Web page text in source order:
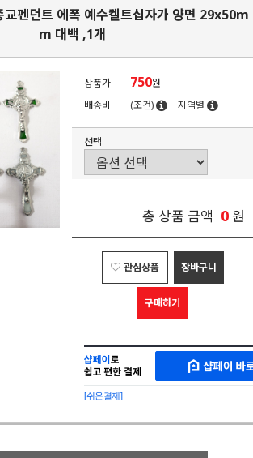
펜던트 에폭 예수켈트십자가 양면 29x50m
m 대백 ,1개
상품가 750원
배송비
(조건) 지역별
선택
총 상품 금액 0원
관심상품 장바구니
구매하기
MAKESHOP
SHOPPAY
로
간
구
샵
페
이
구
[쉬운결제]